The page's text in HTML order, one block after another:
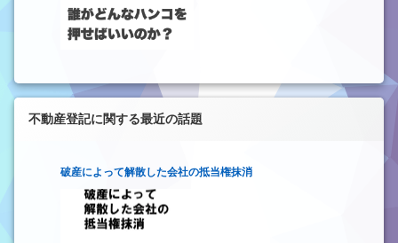
不動産登記に関する最近の話題
破産によって解散した会社の抵当権抹消